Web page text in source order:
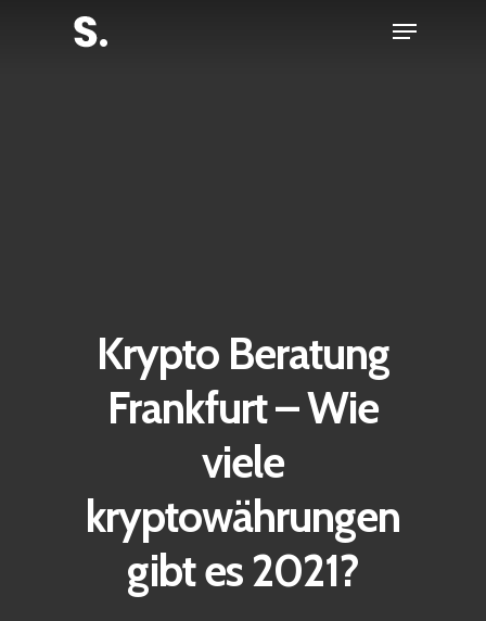
Menu
Krypto Beratung
Frankfurt – Wie
viele
kryptowährungen
gibt es 2021?